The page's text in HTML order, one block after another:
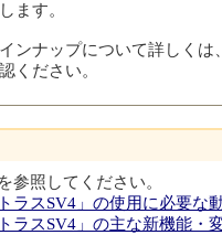
ます。
ンナップについて詳しくは
ください。
参照してください。
ラスSV4」の使用に必要な
ラスSV4」の主な新機能・